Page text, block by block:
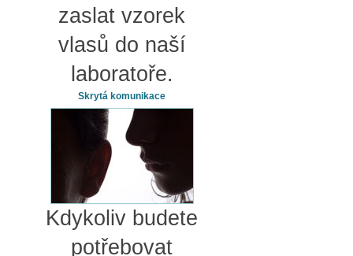
zaslat vzorek
vlasů do naší
laboratoře.
Skrytá komunikace
Kdykoliv budete
potřebovat